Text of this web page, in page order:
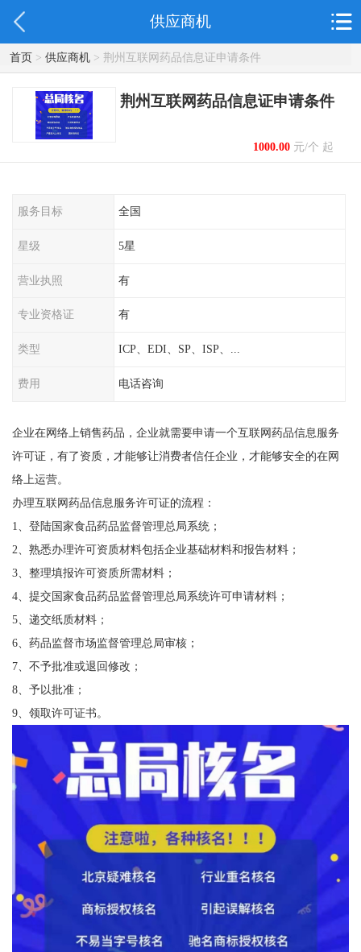
供应商机
首页> 供应商机> 荆州互联网药品信息证申请条件
荆州互联网药品信息证申请条件
1000.00元/个 起
服务目标 全国
星级 5星
营业执照 有
专业资格证 有
类型 ICP、EDI、SP、ISP、...
费用 电话咨询
企业在网络上销售药品，企业就需要申请一个互联网药品信息服务
许可证，有了资质，才能够让消费者信任企业，才能够安全的在网
络上运营。
办理互联网药品信息服务许可证的流程：
1、登陆国家食品药品监督管理总局系统；
2、熟悉办理许可资质材料包括企业基础材料和报告材料；
3、整理填报许可资质所需材料；
4、提交国家食品药品监督管理总局系统许可申请材料；
5、递交纸质材料；
6、药品监督市场监督管理总局审核；
7、不予批准或退回修改；
8、予以批准；
9、领取许可证书。